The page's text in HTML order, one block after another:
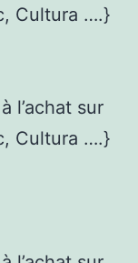
Cultura ….}
l’achat sur
Cultura ….}